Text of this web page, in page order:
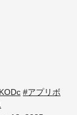
#アプリボ